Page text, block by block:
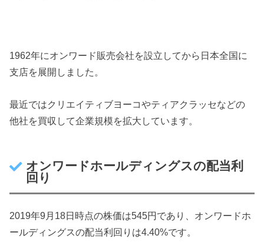
1962年にオンワード販売会社を設立してから日本全国に
支店を展開しました。
最近ではクリエイティブヨーコやティアクラッセなどの
他社を買収して企業規模を拡大しています。
オンワードホールディングスの配当利
回り
2019年9月18日時点の株価は545円であり、オンワードホ
ールディングスの配当利回りは4.40%です。